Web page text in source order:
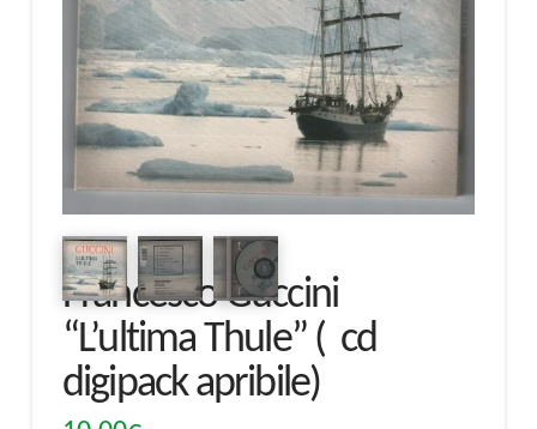
Francesco Guccini
“L’ultima Thule” ( cd
digipack apribile)